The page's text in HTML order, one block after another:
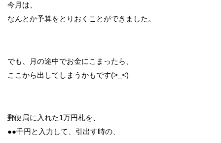
今月は、
なんとか予算をとりおくことができました。
でも、月の途中でお金にこまったら、
ここから出してしまうかもです(>_<)
郵便局に入れた1万円札を、
●●千円と入力して、引出す時の、